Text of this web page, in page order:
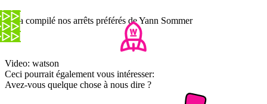
On a compilé nos arrêts préférés de Yann Sommer
Video: watson
Ceci pourrait également vous intéresser:
Avez-vous quelque chose à nous dire ?